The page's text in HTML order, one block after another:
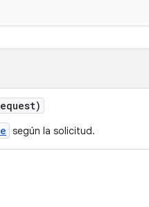
según la solicitud.